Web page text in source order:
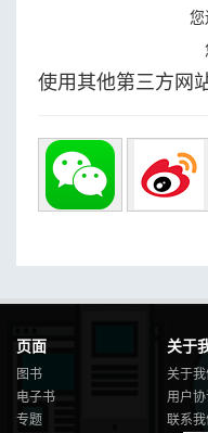
您
使用其他第三方网
页面
图书
电子书
专题
关于
关于我
用户协
联系我